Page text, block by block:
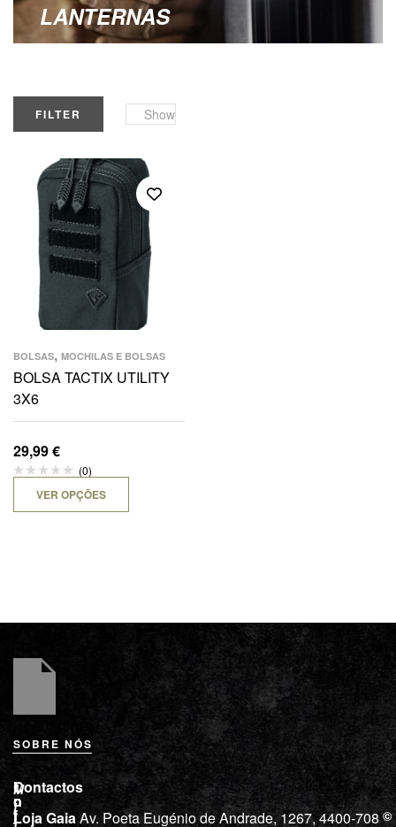
LANTERNAS
FILTER Show
BOLSAS, MOCHILAS E BOLSAS
BOLSA TACTIX UTILITY
3X6
29,99€
(0)
VER OPÇÕES
SOBRE NÓS
M
i
L
o
j
I
n
f
Contactos
Loja GaiaAv. Poeta Eugénio de Andrade, 1267, 4400-708 ©